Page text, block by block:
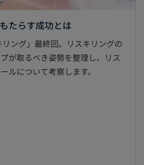
たらす成功とは
し
い
タ
リング」最終回。リスキリングの
が取るべき姿勢を整理し、リス
ルについて考察します。